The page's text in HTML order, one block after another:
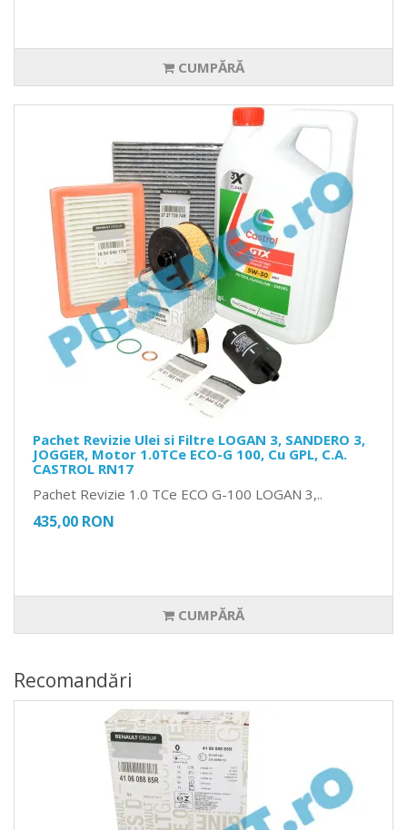
CUMPĂRĂ
Pachet Revizie Ulei si Filtre LOGAN 3, SANDERO 3,
JOGGER, Motor 1.0TCe ECO-G 100, Cu GPL, C.A.
CASTROL RN17
Pachet Revizie 1.0 TCe ECO G-100 LOGAN 3,..
435,00 RON
CUMPĂRĂ
Recomandări